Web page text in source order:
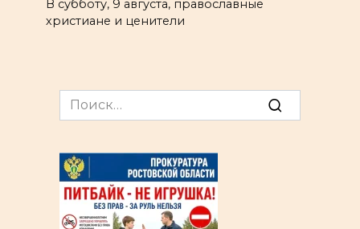
В субботу, 9 августа, православные
христиане и ценители
Search
for: